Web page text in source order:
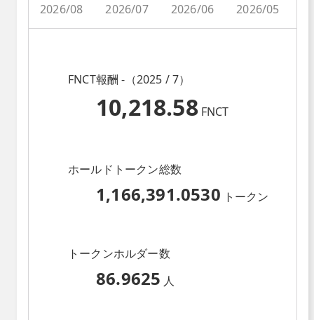
2026/08 2026/07 2026/06 2026/05
FNCT報酬 -（2025 / 7）
10,218.58 FNCT
ホールドトークン総数
1,166,391.0530 トークン
トークンホルダー数
86.9625 人